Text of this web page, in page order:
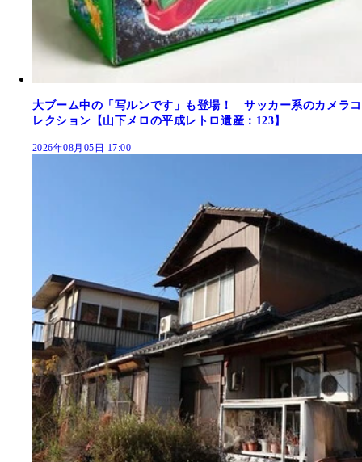
大ブーム中の「写ルンです」も登場！ サッカー系のカメラコ
レクション【山下メロの平成レトロ遺産：123】
2026年08月05日 17:00